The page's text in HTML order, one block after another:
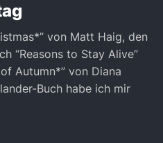
von Matt Haig, den
“Reasons to Stay Alive”
Autumn*” von Diana
Buch habe ich mir